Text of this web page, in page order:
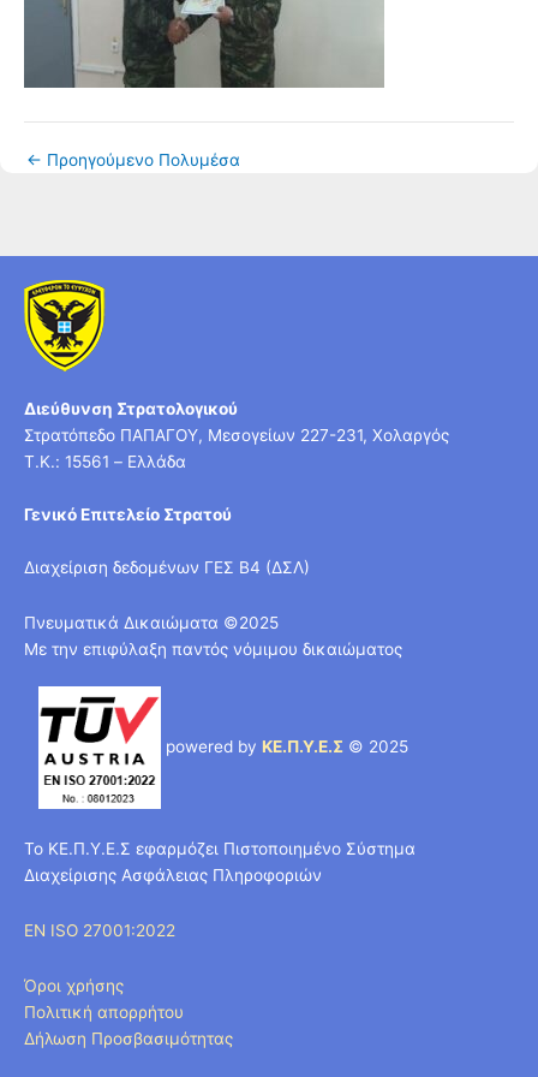
← Προηγούμενο Πολυμέσα
Διεύθυνση Στρατολογικού
Στρατόπεδο ΠΑΠΑΓΟΥ, Μεσογείων 227-231, Χολαργός
T.K.: 15561 – Ελλάδα
Γενικό Επιτελείο Στρατού
Διαχείριση δεδομένων ΓΕΣ Β4 (ΔΣΛ)
Πνευματικά Δικαιώματα ©2025
Με την επιφύλαξη παντός νόμιμου δικαιώματος
powered by ΚΕ.Π.Υ.Ε.Σ © 2025
Το ΚΕ.Π.Υ.Ε.Σ εφαρμόζει Πιστοποιημένο Σύστημα
Διαχείρισης Ασφάλειας Πληροφοριών
EN ISO 27001:2022
Όροι χρήσης
Πολιτική απορρήτου
Δήλωση Προσβασιμότητας